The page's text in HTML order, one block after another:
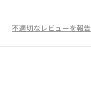
不適切なレビューを報告